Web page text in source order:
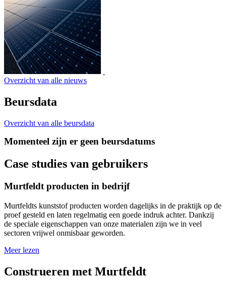
Overzicht van alle nieuws
Beursdata
Overzicht van alle beursdata
Momenteel zijn er geen beursdatums
Case studies van gebruikers
Murtfeldt producten in bedrijf
Murtfeldts kunststof producten worden dagelijks in de praktijk op de
proef gesteld en laten regelmatig een goede indruk achter. Dankzij
de speciale eigenschappen van onze materialen zijn we in veel
sectoren vrijwel onmisbaar geworden.
Meer lezen
Construeren met Murtfeldt